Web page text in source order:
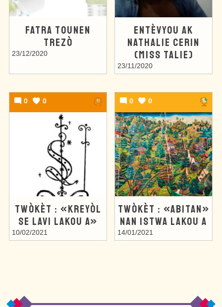
FATRA TOUNEN
TREZÒ
23/12/2020
ENTÈVYOU AK
NATHALIE CERIN
(MISS TALIE)
23/11/2020
0 0
TWÒKÈT : «KREYÒL
SE LAVI LAKOU A»
10/02/2021
0 0
TWÒKÈT : «ABITAN»
NAN ISTWA LAKOU A
14/01/2021